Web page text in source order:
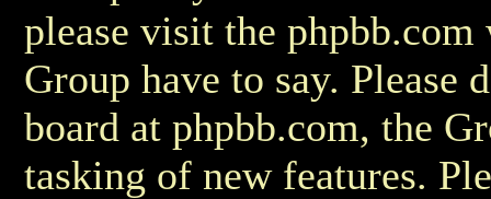
please visit the
Group have to say. Please
board at phpbb.com, the
tasking of new features.